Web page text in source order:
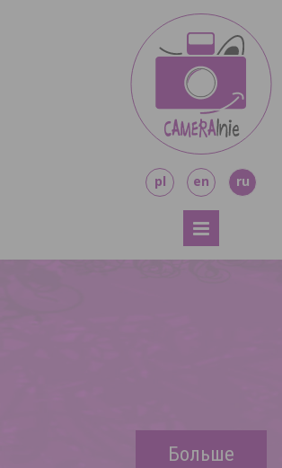
pl en ru
Больше